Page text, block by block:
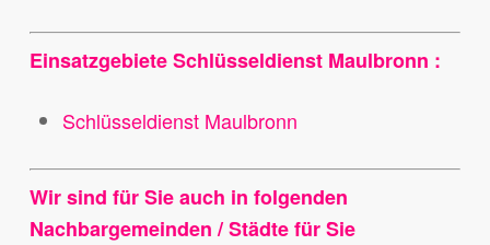
Einsatzgebiete Schlüsseldienst Maulbronn :
Schlüsseldienst Maulbronn
Wir sind für Sie auch in folgenden
Nachbargemeinden / Städte für Sie